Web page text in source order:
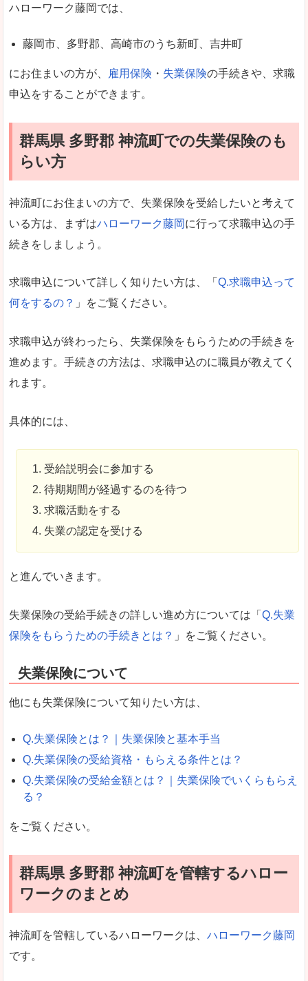
ハローワーク藤岡では、
藤岡市、多野郡、高崎市のうち新町、吉井町
にお住まいの方が、 雇用保険 ・ 失業保険の手続きや、求職
申込をすることができます。
群馬県 多野郡 神流町での失業保険のも
らい方
神流町にお住まいの方で、失業保険を受給したいと考えて
いる方は、まずはハローワーク藤岡に行って求職申込の手
続きをしましょう。
求職申込について詳しく知りたい方は、「 Q.求職申込って
何をするの？ 」をご覧ください。
求職申込が終わったら、失業保険をもらうための手続きを
進めます。手続きの方法は、求職申込のに職員が教えてく
れます。
具体的には、
受給説明会に参加する
待期期間が経過するのを待つ
求職活動をする
失業の認定を受ける
と進んでいきます。
失業保険の受給手続きの詳しい進め方については「 Q.失業
保険をもらうための手続きとは？ 」をご覧ください。
失業保険について
他にも失業保険について知りたい方は、
Q.失業保険とは？｜失業保険と基本手当
Q.失業保険の受給資格・もらえる条件とは？
Q.失業保険の受給金額とは？｜失業保険でいくらもらえ
る？
をご覧ください。
群馬県 多野郡 神流町を管轄するハロー
ワークのまとめ
神流町を管轄しているハローワークは、 ハローワーク藤岡
です。